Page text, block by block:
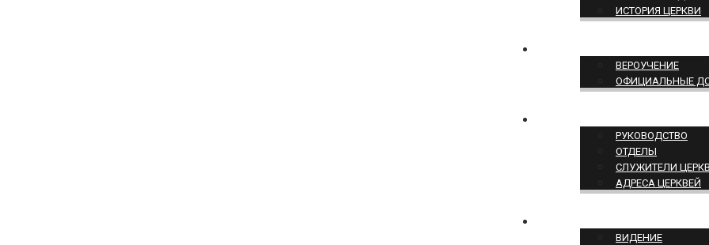
ИСТОРИЯ ЦЕРКВИ
ВЕРОУЧЕНИЕ
ОФИЦИАЛЬНЫЕ
РУКОВОДСТВО
ОТДЕЛЫ
СЛУЖИТЕЛИ
АДРЕСА ЦЕРКВЕЙ
ВИДЕНИЕ